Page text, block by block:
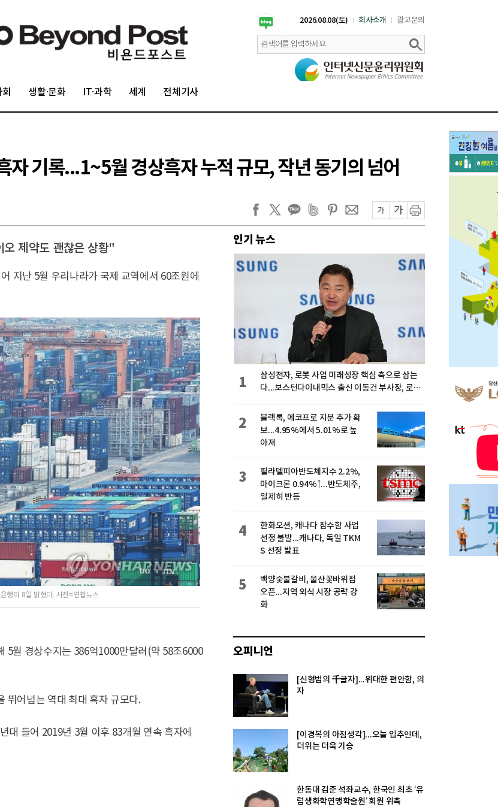
2026.08.08(토) 회사소개 광고문의
생활·문화 IT·과학 세계 전체기사
자 기록...1~5월 경상흑자 누적 규모, 작년 동기의 넘어
제약도 괜찮은 상황"
지난 5월 우리나라가 국제 교역에서 60조원에
행이 8일 밝혔다. 사진=연합뉴스
5월 경상수지는 386억1000만달러(약 58조6000
뛰어넘는 역대 최대 흑자 규모다.
대 들어 2019년 3월 이후 83개월 연속 흑자에
인기 뉴스
삼성전자, 로봇 사업 미래성장 핵심 축으로 삼는
다...보스턴다이내믹스 출신 이동건 부사장, 로보
1
블랙록, 에코프로 지분 추가 확
보...4.95%에서 5.01%로 높
아져
2
필라델피아반도체지수 2.2%,
마이크론 0.94%↑...반도체주,
일제히 반등
3
한화오션, 캐나다 잠수함 사업
선정 불발...캐나다, 독일 TKM
S 선정 발표
4
백양숯불갈비, 울산꽃바위점
오픈...지역 외식 시장 공략 강
화
5
오피니언
[신형범의 千글자]...위대한 편안함, 의
자
[이경복의 아침생각]...오늘 입추인데,
더위는 더욱 기승
한동대 김준 석좌교수, 한국인 최초 ‘유
럽생화학연맹학술원’ 회원 위촉